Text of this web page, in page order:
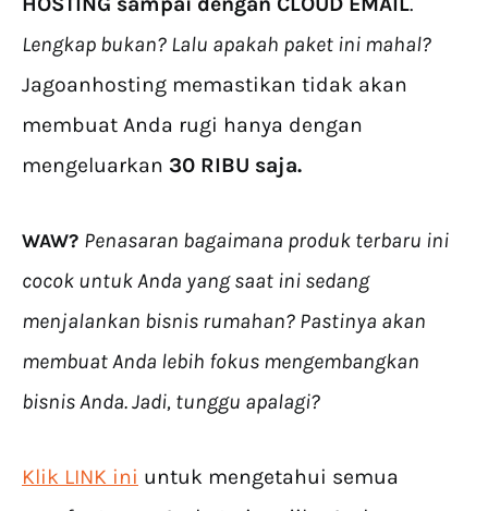
Lengkap bukan? Lalu apakah paket ini mahal?
Jagoanhosting memastikan tidak akan
membuat Anda rugi hanya dengan
mengeluarkan 30 RIBU saja.
WAW? Penasaran bagaimana produk terbaru ini
cocok untuk Anda yang saat ini sedang
menjalankan bisnis rumahan? Pastinya akan
membuat Anda lebih fokus mengembangkan
bisnis Anda. Jadi, tunggu apalagi?
Klik LINK ini untuk mengetahui semua